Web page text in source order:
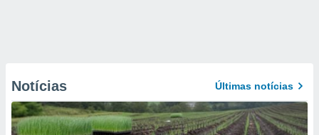
Notícias Últimas notícias